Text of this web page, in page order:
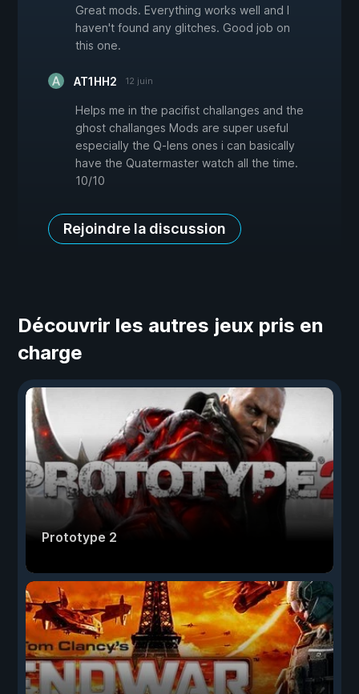
Great mods. Everything works well and I
haven't found any glitches. Good job on
this one.
AT1HH2 12 juin
Helps me in the pacifist challanges and the
ghost challanges Mods are super useful
especially the Q-lens ones i can basically
have the Quatermaster watch all the time.
10/10
Rejoindre la discussion
Découvrir les autres jeux pris en
charge
Prototype 2